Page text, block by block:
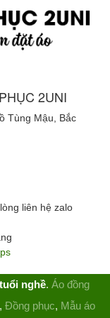
2UNI
Tùng Mậu, Bắc
liên hệ zalo
nghề. Áo đồng
, Đồng phục, Mẫu áo